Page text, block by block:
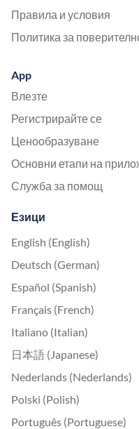
Правила и условия
Политика за
App
Влезте
Регистрирайте се
Ценообразуване
Основни етапи на
Служба за помощ
Езици
English (English)
Deutsch (German)
Español (Spanish)
Français (French)
Italiano (Italian)
日本語 (Japanese)
Nederlands (Nederlands)
Polski (Polish)
Português (Portuguese)